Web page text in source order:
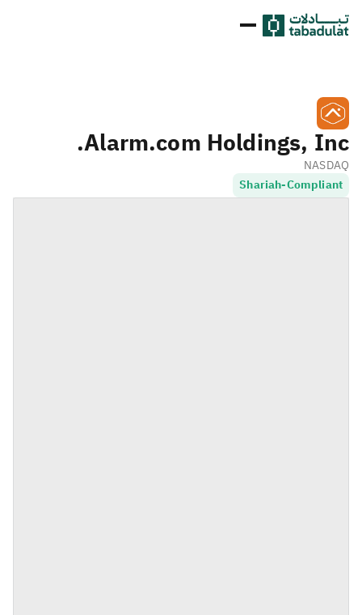
Alarm.com Holdings, Inc.
NASDAQ
Shariah-Compliant